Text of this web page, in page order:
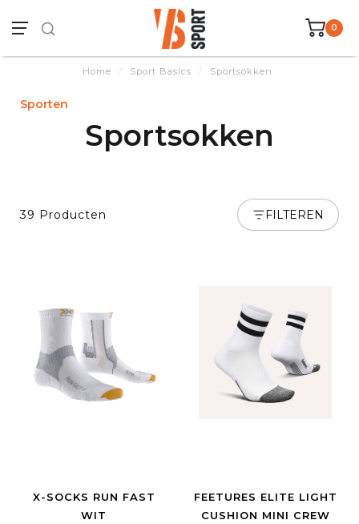
0
Home / Sport Basics / Sportsokken
Sporten
Sportsokken
39 Producten FILTEREN
X-SOCKS RUN FAST
WIT
FEETURES ELITE LIGHT
CUSHION MINI CREW